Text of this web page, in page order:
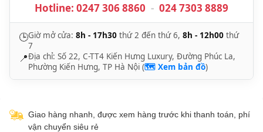
Hotline: 0247 306 8860 - 024 7303 8889
🕒Giờ mở cửa: 8h - 17h30 thứ 2 đến thứ 6, 8h - 12h00 thứ
7
📍Địa chỉ: Số 22, C-TT4 Kiến Hưng Luxury, Đường Phúc La,
Phường Kiến Hưng, TP Hà Nội (🗺️ Xem bản đồ)
Giao hàng nhanh, được xem hàng trước khi thanh toán, phí
vận chuyển siêu rẻ